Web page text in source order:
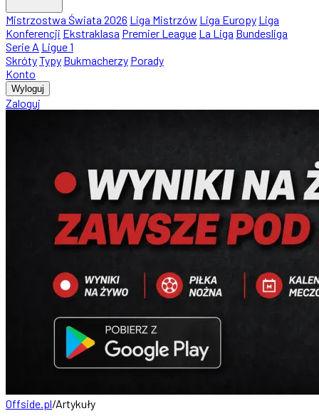
Mistrzostwa Świata 2026 Liga Mistrzów Liga Europy Liga
Konferencji Ekstraklasa Premier League La Liga Bundesliga
Serie A Ligue 1
SkrótyTypy Bukmacherzy Porady
Konto
Wyloguj
Zaloguj
Offside.pl/Artykuły